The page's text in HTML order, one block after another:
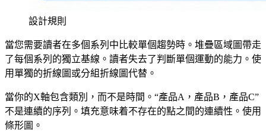
設計規則
當您需要讀者在多個系列中比較單個趨勢時。堆疊區域圖帶走
了每個系列的獨立基線。讀者失去了判斷單個運動的能力。使
用單獨的折線圖或分組折線圖代替。
當你的X軸包含類別，而不是時間。“產品A，產品B，產品C”
不是連續的序列。填充意味着不存在的點之間的連續性。使用
條形圖。